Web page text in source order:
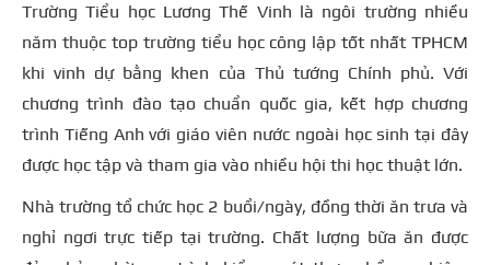
Trường Tiểu học Lương Thế Vinh là ngôi trường nhiều
năm thuộc top trường tiểu học công lập tốt nhất TPHCM
khi vinh dự bằng khen của Thủ tướng Chính phủ. Với
chương trình đào tạo chuẩn quốc gia, kết hợp chương
trình Tiếng Anh với giáo viên nước ngoài học sinh tại đây
được học tập và tham gia vào nhiều hội thi học thuật lớn.
Nhà trường tổ chức học 2 buổi/ngày, đồng thời ăn trưa và
nghỉ ngơi trực tiếp tại trường. Chất lượng bữa ăn được